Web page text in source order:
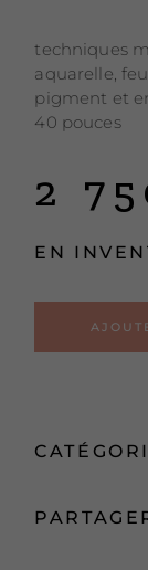
techniques
aquarelle,
pigment et
40 pouces
2
EN